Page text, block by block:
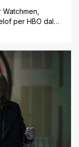
per HBO dal
dell'anno, come
[']